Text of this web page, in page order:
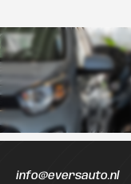
info@eversauto.nl